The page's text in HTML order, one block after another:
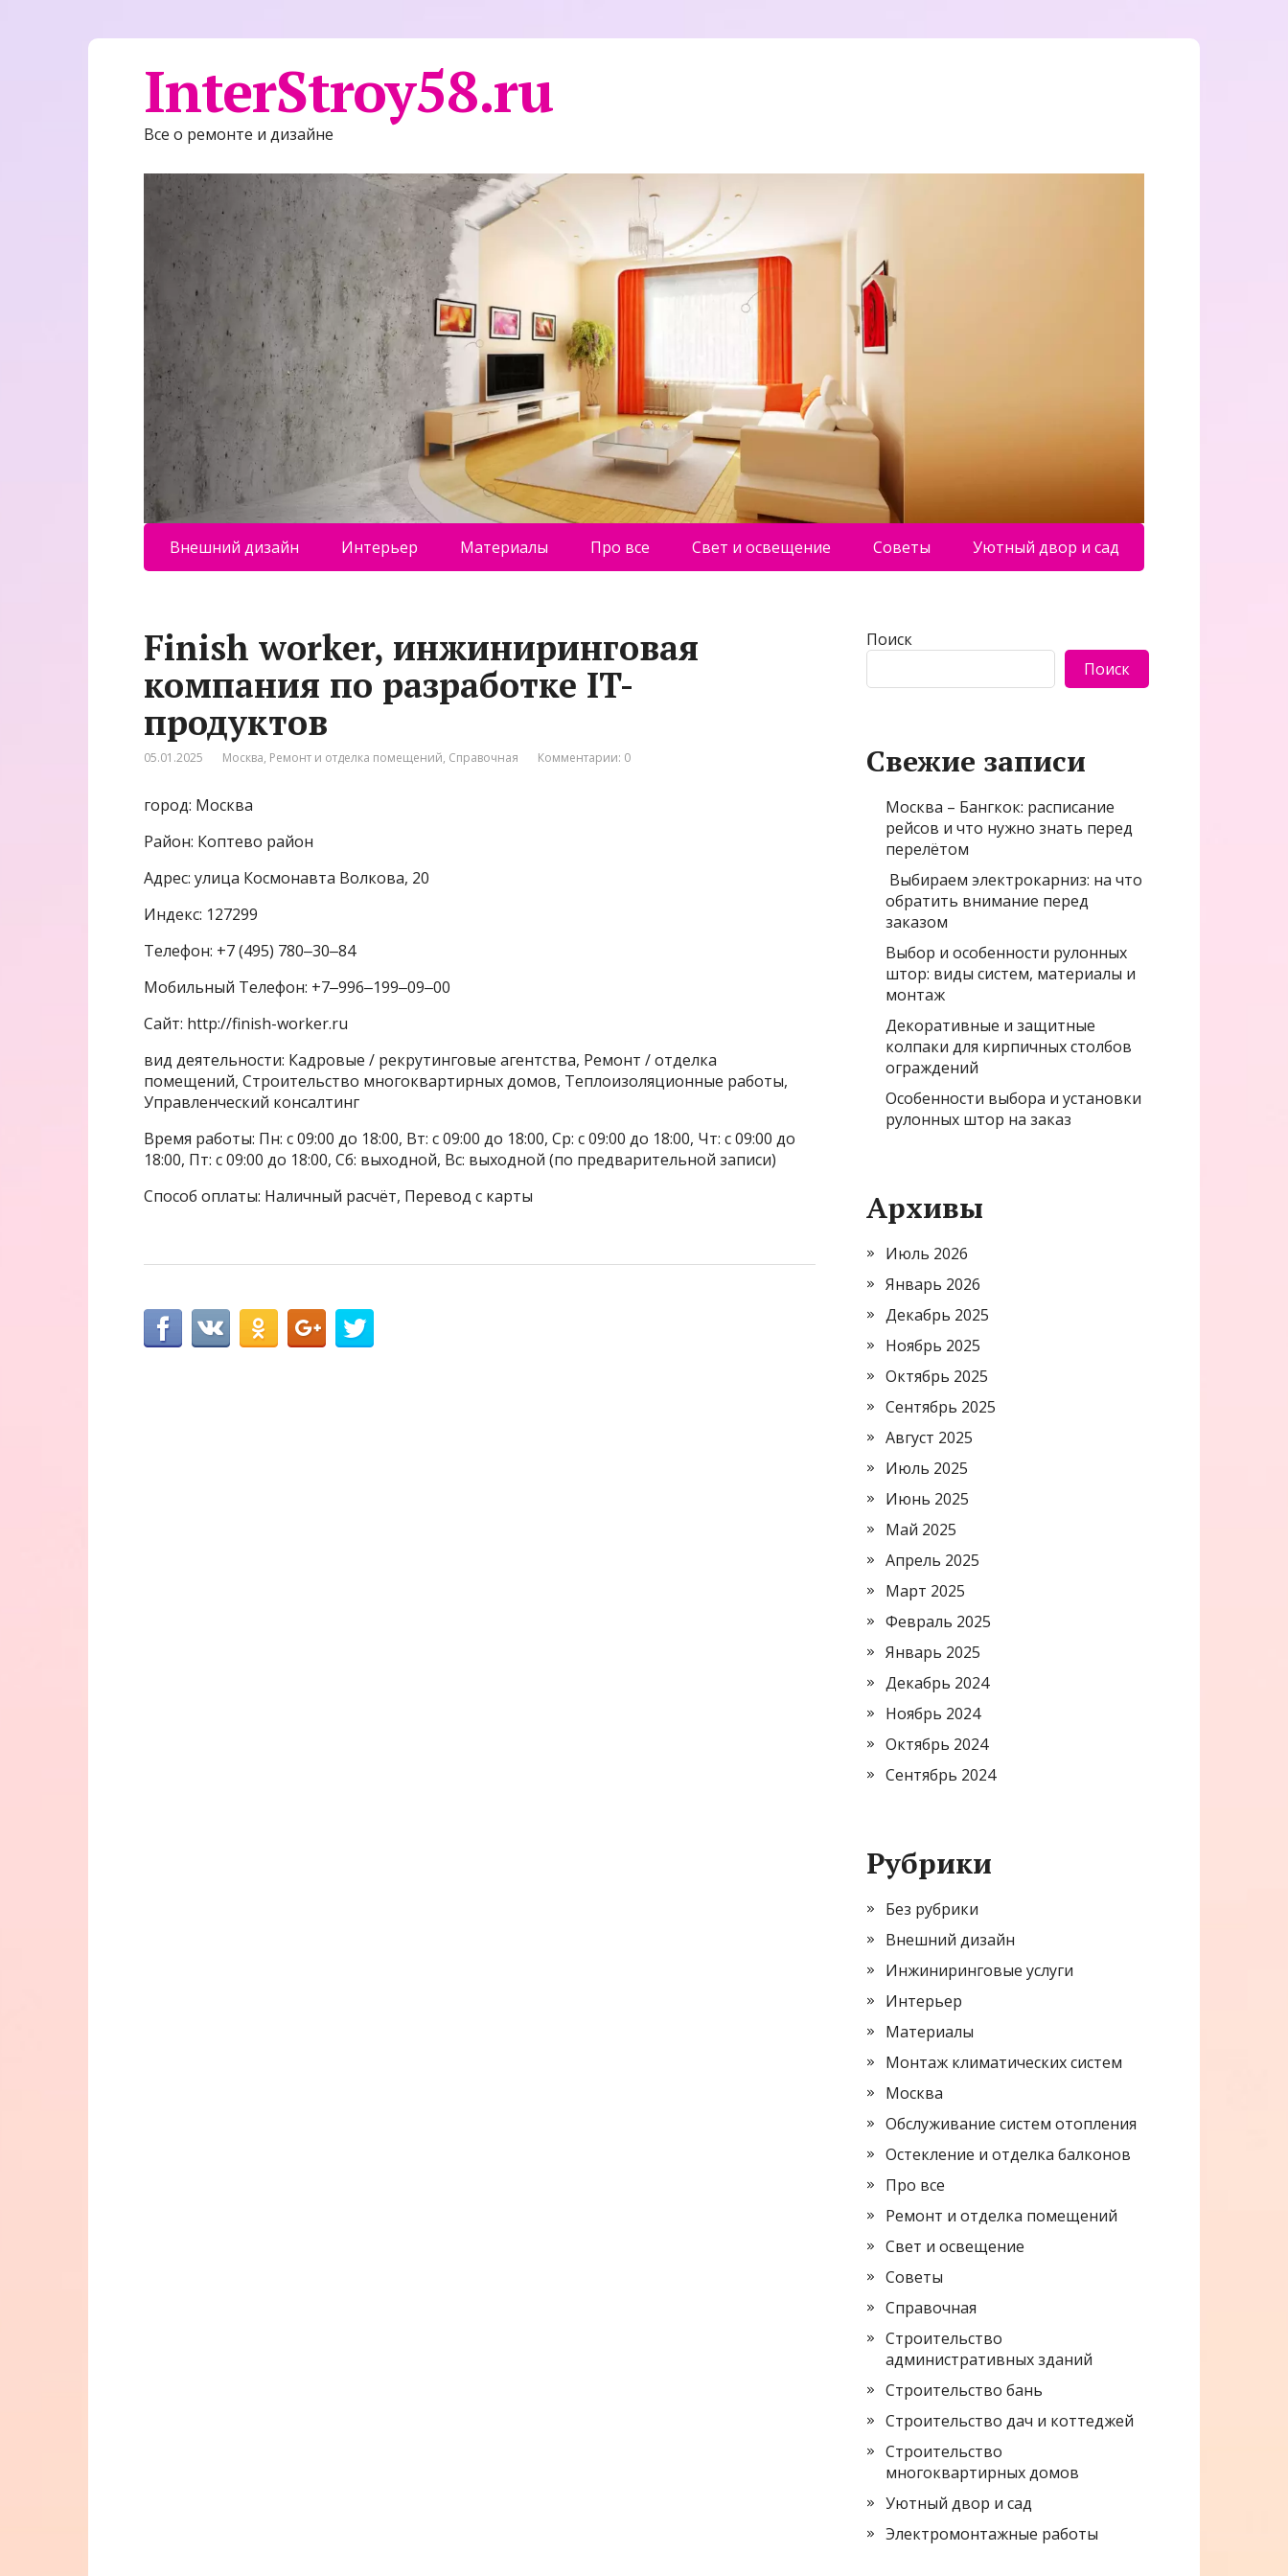
InterStroy58.ru
Все о ремонте и дизайне
Внешний дизайн Интерьер Материалы Про все Свет и освещение Советы Уютный двор и сад
Finish worker, инжиниринговая
компания по разработке IT-
продуктов
05.01.2025 Москва, Ремонт и отделка помещений, Справочная Комментарии: 0
город: Москва
Район: Коптево район
Адрес: улица Космонавта Волкова, 20
Индекс: 127299
Телефон: +7 (495) 780‒30‒84
Мобильный Телефон: +7‒996‒199‒09‒00
Сайт: http://finish-worker.ru
вид деятельности: Кадровые / рекрутинговые агентства, Ремонт / отделка
помещений, Строительство многоквартирных домов, Теплоизоляционные работы,
Управленческий консалтинг
Время работы: Пн: с 09:00 до 18:00, Вт: с 09:00 до 18:00, Ср: с 09:00 до 18:00, Чт: с 09:00 до
18:00, Пт: с 09:00 до 18:00, Сб: выходной, Вс: выходной (по предварительной записи)
Способ оплаты: Наличный расчёт, Перевод с карты
Поиск
Поиск
Свежие записи
Москва – Бангкок: расписание
рейсов и что нужно знать перед
перелётом
Выбираем электрокарниз: на что
обратить внимание перед
заказом
Выбор и особенности рулонных
штор: виды систем, материалы и
монтаж
Декоративные и защитные
колпаки для кирпичных столбов
ограждений
Особенности выбора и установки
рулонных штор на заказ
Архивы
Июль 2026
Январь 2026
Декабрь 2025
Ноябрь 2025
Октябрь 2025
Сентябрь 2025
Август 2025
Июль 2025
Июнь 2025
Май 2025
Апрель 2025
Март 2025
Февраль 2025
Январь 2025
Декабрь 2024
Ноябрь 2024
Октябрь 2024
Сентябрь 2024
Рубрики
Без рубрики
Внешний дизайн
Инжиниринговые услуги
Интерьер
Материалы
Монтаж климатических систем
Москва
Обслуживание систем отопления
Остекление и отделка балконов
Про все
Ремонт и отделка помещений
Свет и освещение
Советы
Справочная
Строительство
административных зданий
Строительство бань
Строительство дач и коттеджей
Строительство
многоквартирных домов
Уютный двор и сад
Электромонтажные работы